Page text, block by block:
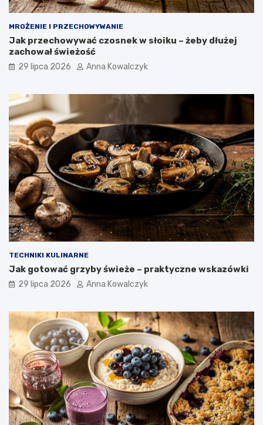
MROŻENIE I PRZECHOWYWANIE
Jak przechowywać czosnek w słoiku – żeby dłużej
zachował świeżość
29 lipca 2026 Anna Kowalczyk
TECHNIKI KULINARNE
Jak gotować grzyby świeże – praktyczne wskazówki
29 lipca 2026 Anna Kowalczyk